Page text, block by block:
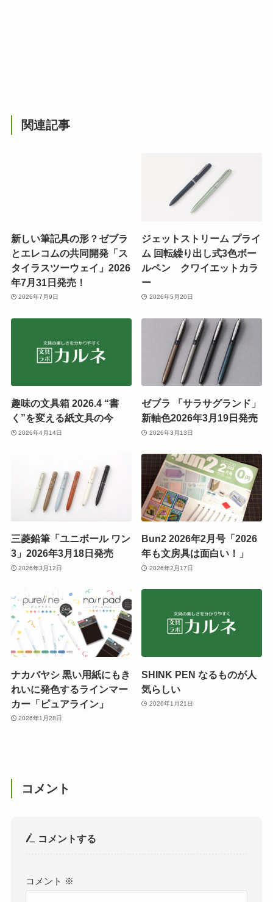
関連記事
新しい筆記具の形？ゼブラ
とエレコムの共同開発「ス
タイラスツーウェイ」2026
年7月31日発売！
2026年7月9日
ジェットストリーム プライ
ム 回転繰り出し式3色ボー
ルペン クワイエットカラ
ー
2026年5月20日
趣味の文具箱 2026.4 “書
く”を変える紙文具の今
2026年4月14日
ゼブラ 「サラサグランド」
新軸色2026年3月19日発売
2026年3月13日
三菱鉛筆「ユニボール ワン
3」2026年3月18日発売
2026年3月12日
Bun2 2026年2月号「2026
年も文房具は面白い！」
2026年2月17日
ナカバヤシ 黒い用紙にもき
れいに発色するラインマー
カー「ピュアライン」
2026年1月28日
SHINK PEN なるものが人
気らしい
2026年1月21日
コメント
コメントする
コメント ※